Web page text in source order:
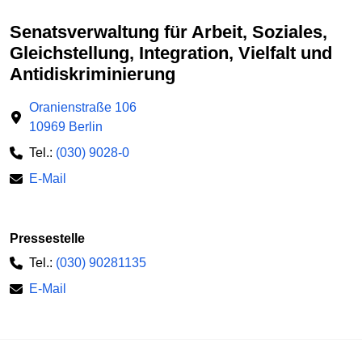
Senatsverwaltung für Arbeit, Soziales,
Gleichstellung, Integration, Vielfalt und
Antidiskriminierung
Oranienstraße 106
10969 Berlin
Tel.: (030) 9028-0
E-Mail
Pressestelle
Tel.: (030) 90281135
E-Mail